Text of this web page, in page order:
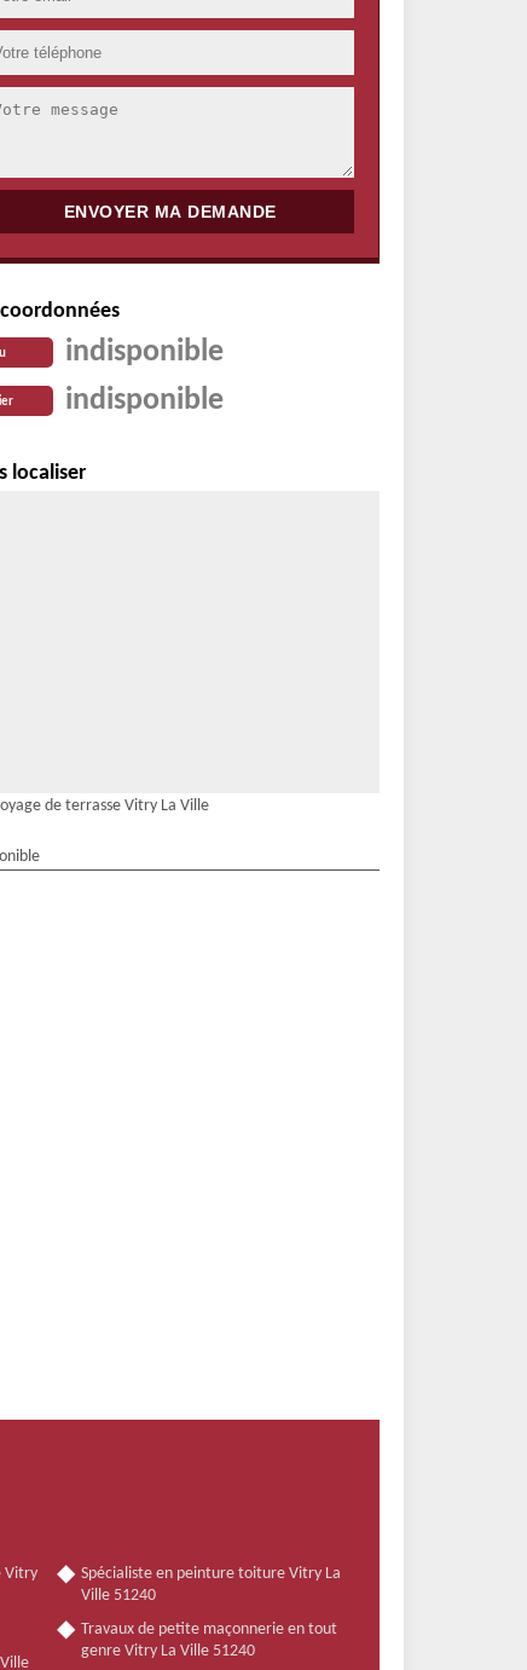
indisponible
indisponible
localiser
de terrasse Vitry La Ville
Vitry
Spécialiste en peinture toiture Vitry La
Ville 51240
Travaux de petite maçonnerie en tout
genre Vitry La Ville 51240